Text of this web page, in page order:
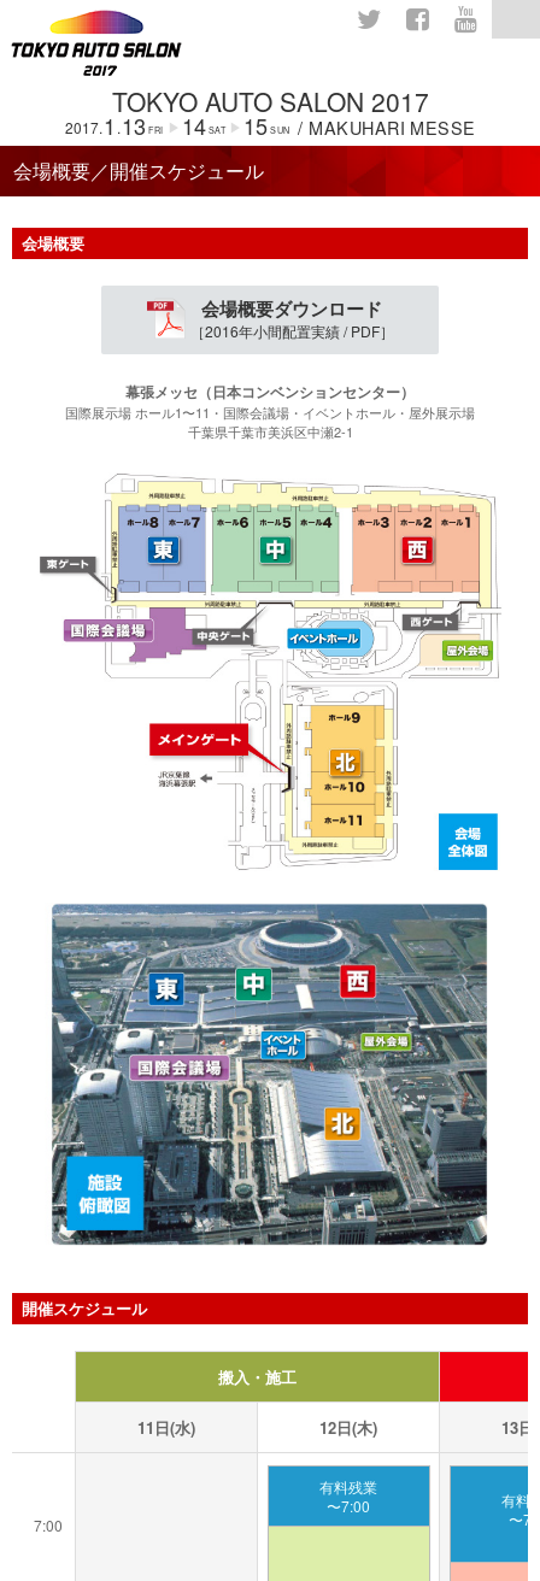
TOKYO AUTO SALON 2017
2017.1 .13 FRI ▶ 14 SAT ▶ 15 SUN / MAKUHARI MESSE
会場概要／開催スケジュール
会場概要
会場概要ダウンロード
［2016年小間配置実績 / PDF］
幕張メッセ（日本コンベンションセンター）
国際展示場 ホール1〜11・国際会議場・イベントホール・屋外展示場
千葉県千葉市美浜区中瀬2-1
開催スケジュール
搬入・施工
11日(水) 12日(木) 13日
7:00
有料残業
〜7:00
有料
〜